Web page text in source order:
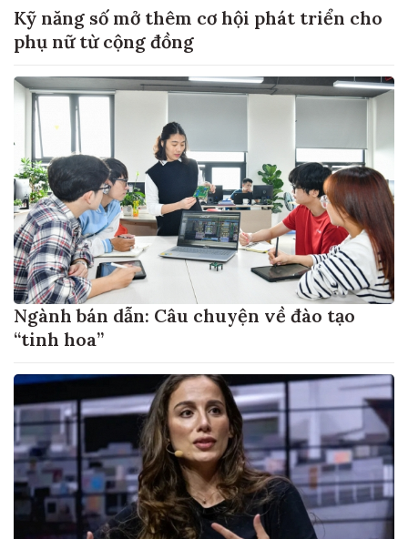
Kỹ năng số mở thêm cơ hội phát triển cho
phụ nữ từ cộng đồng
Ngành bán dẫn: Câu chuyện về đào tạo
“tinh hoa”